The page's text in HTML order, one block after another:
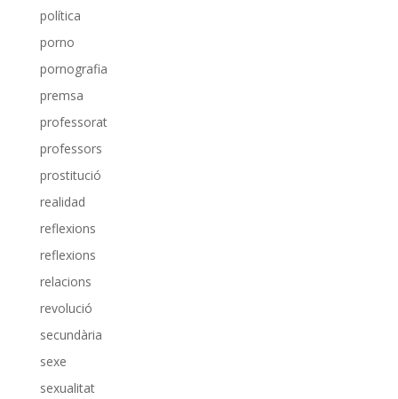
política
porno
pornografia
premsa
professorat
professors
prostitució
realidad
reflexions
reflexions
relacions
revolució
secundària
sexe
sexualitat